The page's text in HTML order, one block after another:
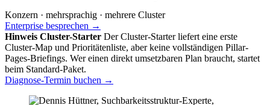
Konzern · mehrsprachig · mehrere Cluster
Enterprise besprechen →
Hinweis Cluster-Starter Der Cluster-Starter liefert eine erste
Cluster-Map und Prioritätenliste, aber keine vollständigen Pillar-
Pages-Briefings. Wer einen direkt umsetzbaren Plan braucht, startet
beim Standard-Paket.
Diagnose-Termin buchen →